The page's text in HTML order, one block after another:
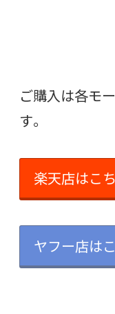
ご購入は各モ
す。
楽天店はこ
ヤフー店は